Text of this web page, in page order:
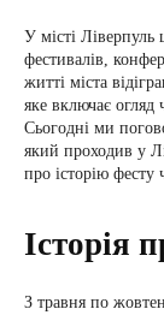
У місті Ліверпуль
фестивалів,
житті міста
яке включає огляд
Сьогодні ми
який проходив у
про історію фесту
Історія
З травня по